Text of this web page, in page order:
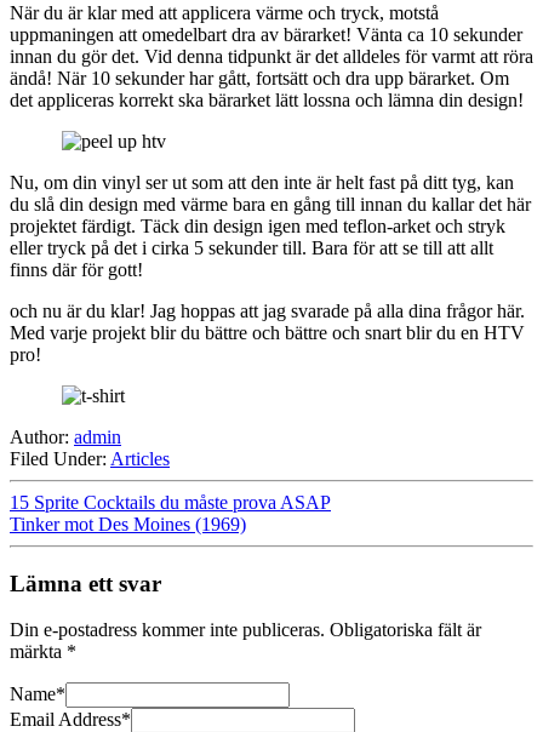
När du är klar med att applicera värme och tryck, motstå
uppmaningen att omedelbart dra av bärarket! Vänta ca 10 sekunder
innan du gör det. Vid denna tidpunkt är det alldeles för varmt att röra
ändå! När 10 sekunder har gått, fortsätt och dra upp bärarket. Om
det appliceras korrekt ska bärarket lätt lossna och lämna din design!
Nu, om din vinyl ser ut som att den inte är helt fast på ditt tyg, kan
du slå din design med värme bara en gång till innan du kallar det här
projektet färdigt. Täck din design igen med teflon-arket och stryk
eller tryck på det i cirka 5 sekunder till. Bara för att se till att allt
finns där för gott!
och nu är du klar! Jag hoppas att jag svarade på alla dina frågor här.
Med varje projekt blir du bättre och bättre och snart blir du en HTV
pro!
Author: admin
Filed Under: Articles
15 Sprite Cocktails du måste prova ASAP
Tinker mot Des Moines (1969)
Lämna ett svar
Din e-postadress kommer inte publiceras. Obligatoriska fält är
märkta *
Name*
Email Address*